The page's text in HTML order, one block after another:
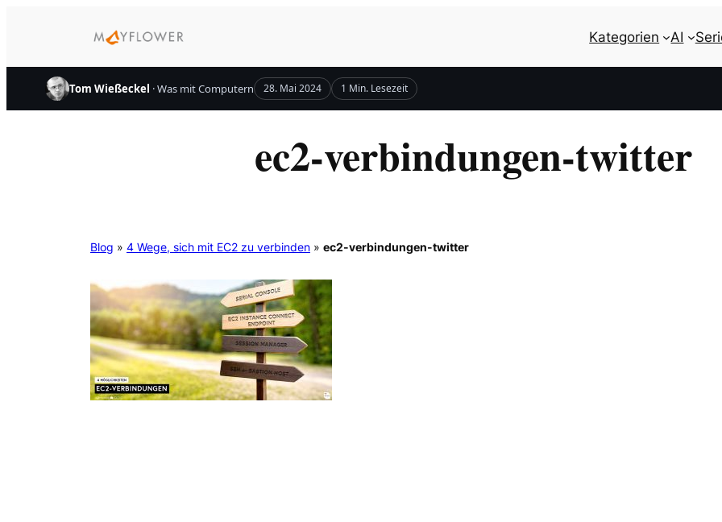
Kategorien AI
Tom Wießeckel · Was mit Computern 28. Mai 2024 1 Min. Lesezeit
ec2-verbindungen-twitter
Blog » 4 Wege, sich mit EC2 zu verbinden » ec2-verbindungen-twitter